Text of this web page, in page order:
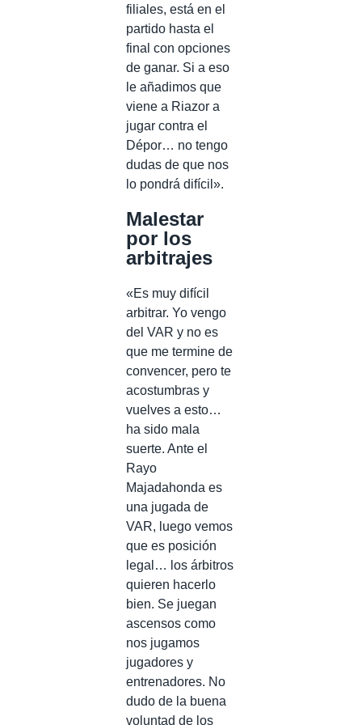
filiales, está en el
partido hasta el
final con opciones
de ganar. Si a eso
le añadimos que
viene a Riazor a
jugar contra el
Dépor… no tengo
dudas de que nos
lo pondrá difícil».
Malestar
por los
arbitrajes
«Es muy difícil
arbitrar. Yo vengo
del VAR y no es
que me termine de
convencer, pero te
acostumbras y
vuelves a esto…
ha sido mala
suerte. Ante el
Rayo
Majadahonda es
una jugada de
VAR, luego vemos
que es posición
legal… los árbitros
quieren hacerlo
bien. Se juegan
ascensos como
nos jugamos
jugadores y
entrenadores. No
dudo de la buena
voluntad de los